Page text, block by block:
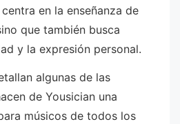
en la enseñanza de
que también busca
y la expresión personal.
algunas de las
de Yousician una
músicos de todos los